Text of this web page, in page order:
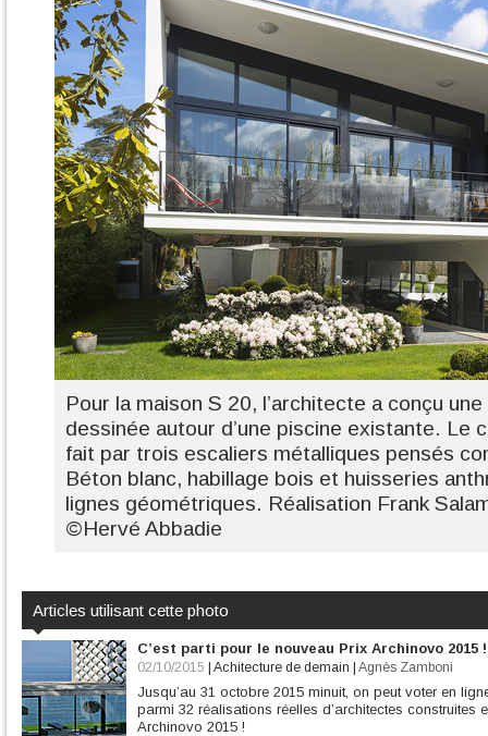
Pour la maison S 20, l’architecte a conçu
dessinée autour d’une piscine existante. Le
fait par trois escaliers métalliques pensés
Béton blanc, habillage bois et huisseries
lignes géométriques. Réalisation Frank
©Hervé Abbadie
Articles utilisant cette photo
C’est parti pour le nouveau Prix Archinovo 2015 !
02/10/2015 Achitecture de demain Agnès Zamboni
Jusqu’au 31 octobre 2015 minuit, on peut voter en
parmi 32 réalisations réelles d’architectes construites
Archinovo 2015 !